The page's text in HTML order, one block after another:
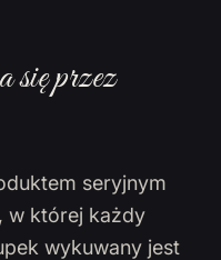
przez
seryjnym
w której każdy
wykuwany jest